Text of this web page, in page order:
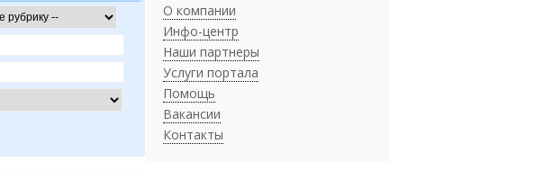
О компании
Инфо-центр
Наши партнеры
Услуги портала
Помощь
Вакансии
Контакты